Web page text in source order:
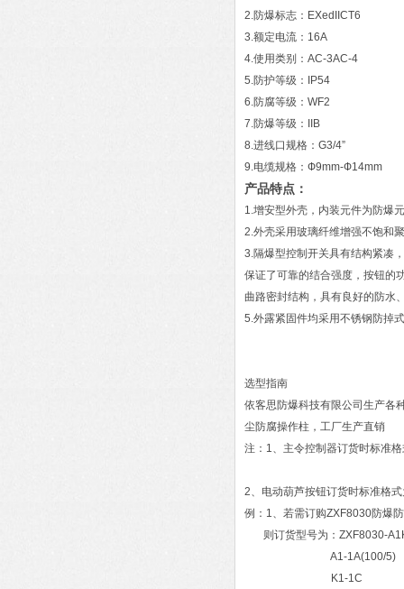
2.防爆标志：EXedIICT6
3.额定电流：16A
4.使用类别：AC-3AC-4
5.防护等级：IP54
6.防腐等级：WF2
7.防爆等级：IIB
8.进线口规格：G3/4”
9.电缆规格：Ф9mm-Ф14mm
产品特点：
1.增安型外壳，内装元件为防爆
2.外壳采用玻璃纤维增强不饱和
3.隔爆型控制开关具有结构紧凑
保证了可靠的结合强度，按钮的
曲路密封结构，具有良好的防水
5.外露紧固件均采用不锈钢防掉
选型指南
依客思防爆科技有限公司生产各
尘防腐操作柱，工厂生产直销
注：1、主令控制器订货时标准
2、电动葫芦按钮订货时标准格
例：1、若需订购ZXF8030防爆
则订货型号为：ZXF8030-
A1-1A(100/5)
K1-1C